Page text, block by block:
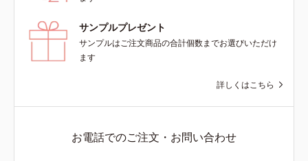
サンプルプレゼント
サンプルはご注文商品の合計個数までお選びいただけ
ます
詳しくはこちら
お電話でのご注文・お問い合わせ